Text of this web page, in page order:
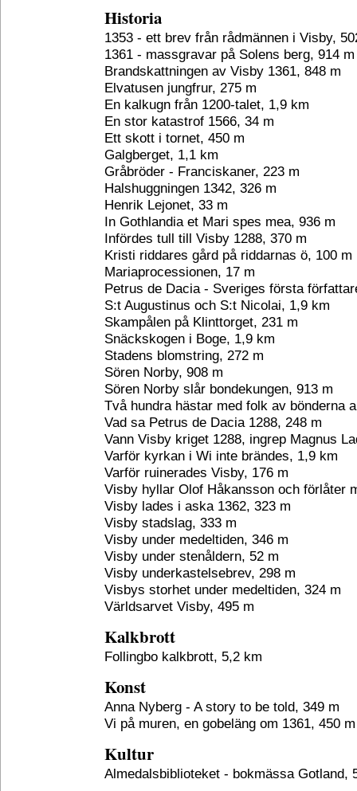
Historia
1353 - ett brev från rådmännen i Visby,
1361 - massgravar på Solens berg, 914 m
Brandskattningen av Visby 1361, 848 m
Elvatusen jungfrur, 275 m
En kalkugn från 1200-talet, 1,9 km
En stor katastrof 1566, 34 m
Ett skott i tornet, 450 m
Galgberget, 1,1 km
Gråbröder - Franciskaner, 223 m
Halshuggningen 1342, 326 m
Henrik Lejonet, 33 m
In Gothlandia et Mari spes mea, 936 m
Infördes tull till Visby 1288, 370 m
Kristi riddares gård på riddarnas ö, 100 m
Mariaprocessionen, 17 m
Petrus de Dacia - Sveriges första
S:t Augustinus och S:t Nicolai, 1,9 km
Skampålen på Klinttorget, 231 m
Snäckskogen i Boge, 1,9 km
Stadens blomstring, 272 m
Sören Norby, 908 m
Sören Norby slår bondekungen, 913 m
Två hundra hästar med folk av bönderna
Vad sa Petrus de Dacia 1288, 248 m
Vann Visby kriget 1288, ingrep Magnus
Varför kyrkan i Wi inte brändes, 1,9 km
Varför ruinerades Visby, 176 m
Visby hyllar Olof Håkansson och förlåter
Visby lades i aska 1362, 323 m
Visby stadslag, 333 m
Visby under medeltiden, 346 m
Visby under stenåldern, 52 m
Visby underkastelsebrev, 298 m
Visbys storhet under medeltiden, 324 m
Världsarvet Visby, 495 m
Kalkbrott
Follingbo kalkbrott, 5,2 km
Konst
Anna Nyberg - A story to be told, 349 m
Vi på muren, en gobeläng om 1361, 450 m
Kultur
Almedalsbiblioteket - bokmässa Gotland,